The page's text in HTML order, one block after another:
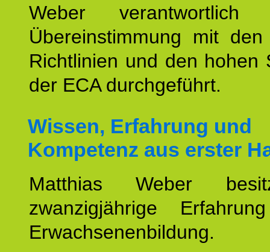
Weber
Übereinstimmung mit den
Richtlinien und den hohen
der ECA durchgeführt.
Wissen, Erfahrung und
Kompetenz aus erster
Matthias Weber
zwanzigjährige
Erwachsenenbildung.